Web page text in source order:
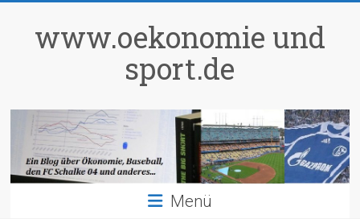
springenwww.oekonomie und
sport.de
Menü